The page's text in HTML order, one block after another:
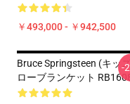
￥493,000 - ￥942,500
Bruce Springsteen (キッ
ローブランケット RB1608
-